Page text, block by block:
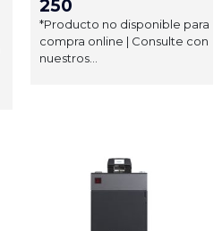
250
*Producto no disponible para
compra online | Consulte con
nuestros...